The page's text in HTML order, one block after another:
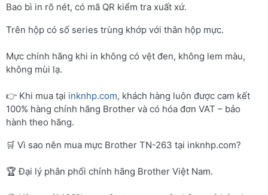
Bao bì in rõ nét, có mã QR kiểm tra xuất xứ.
Trên hộp có số series trùng khớp với thân hộp mực.
Mực chính hãng khi in không có vệt đen, không lem màu,
không mùi lạ.
👉 Khi mua tại inknhp.com, khách hàng luôn được cam kết
100% hàng chính hãng Brother và có hóa đơn VAT – bảo
hành theo hãng.
🛒 Vì sao nên mua mực Brother TN-263 tại inknhp.com?
🏆 Đại lý phân phối chính hãng Brother Việt Nam.